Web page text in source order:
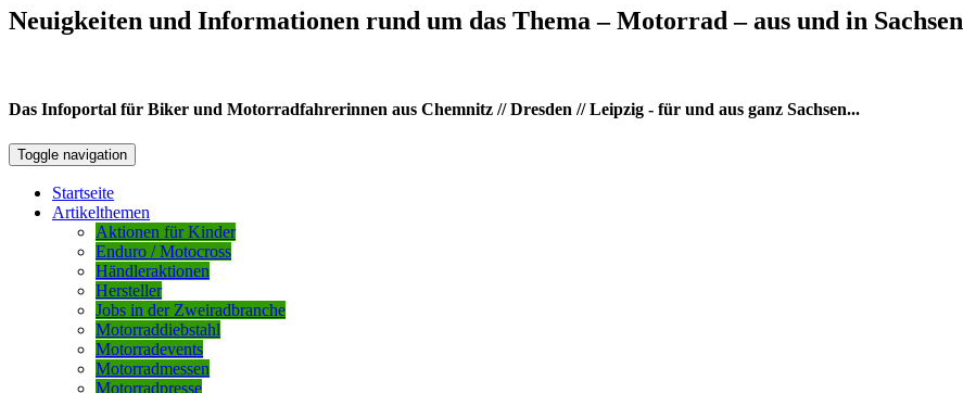
Neuigkeiten und Informationen rund um das Thema – Motorrad – aus und in Sachsen
Das Infoportal für Biker und Motorradfahrerinnen aus Chemnitz // Dresden // Leipzig - für und aus ganz Sachsen...
Toggle navigation
Startseite
Artikelthemen
Aktionen für Kinder
Enduro / Motocross
Händleraktionen
Hersteller
Jobs in der Zweiradbranche
Motorraddiebstahl
Motorradevents
Motorradmessen
Motorradpresse